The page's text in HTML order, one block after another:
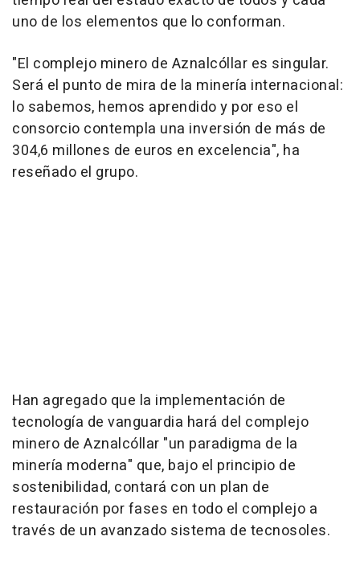
uno de los elementos que lo conforman.
"El complejo minero de Aznalcóllar es singular.
Será el punto de mira de la minería internacional:
lo sabemos, hemos aprendido y por eso el
consorcio contempla una inversión de más de
304,6 millones de euros en excelencia", ha
reseñado el grupo.
Han agregado que la implementación de
tecnología de vanguardia hará del complejo
minero de Aznalcóllar "un paradigma de la
minería moderna" que, bajo el principio de
sostenibilidad, contará con un plan de
restauración por fases en todo el complejo a
través de un avanzado sistema de tecnosoles.